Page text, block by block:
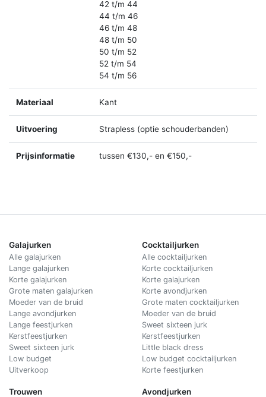
42 t/m 44
44 t/m 46
46 t/m 48
48 t/m 50
50 t/m 52
52 t/m 54
54 t/m 56
Materiaal Kant
Uitvoering Strapless (optie schouderbanden)
Prijsinformatie tussen €130,- en €150,-
Galajurken
Alle galajurken
Lange galajurken
Korte galajurken
Grote maten galajurken
Moeder van de bruid
Lange avondjurken
Lange feestjurken
Kerstfeestjurken
Sweet sixteen jurk
Low budget
Uitverkoop
Trouwen
Cocktailjurken
Alle cocktailjurken
Korte cocktailjurken
Korte galajurken
Korte avondjurken
Grote maten cocktailjurken
Moeder van de bruid
Sweet sixteen jurk
Kerstfeestjurken
Little black dress
Low budget cocktailjurken
Korte feestjurken
Avondjurken